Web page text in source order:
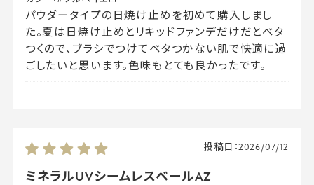
パウダータイプの日焼け止めを初めて購入しまし
た。夏は日焼け止めとリキッドファンデだけだとベタ
つくので、ブラシでつけてベタつかない肌で快適に過
ごしたいと思います。色味もとても良かったです。
ミネラルUVシームレスベールAZ
投稿日：2026/07/12